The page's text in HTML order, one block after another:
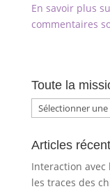
En savoir plus
commentaires
Toute la
Toute
la
mission
Articles
Interaction
les traces des